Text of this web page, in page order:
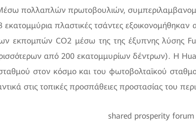
πολλαπλών πρωτοβουλιών,
πλαστικές τσάντες
εκπομπών CO2 μέσω της της έξυπνης λύσης
από 200 εκατομμυρίων δέντρων). Η
στον κόσμο και του φωτοβολταϊκού
στις τοπικές προσπάθειες προστασίας του